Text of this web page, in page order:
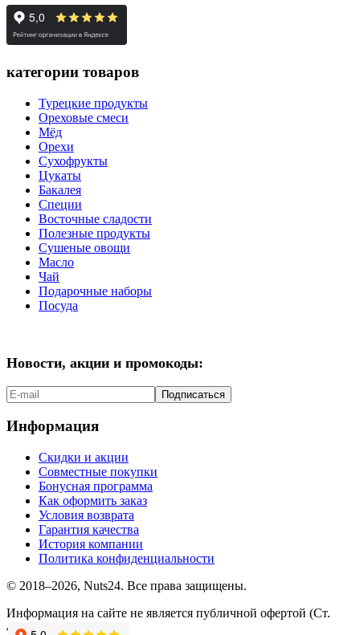
категории товаров
Турецкие продукты
Ореховые смеси
Мёд
Орехи
Сухофрукты
Цукаты
Бакалея
Специи
Восточные сладости
Полезные продукты
Сушеные овощи
Масло
Чай
Подарочные наборы
Посуда
Новости, акции и промокоды:
Подписаться
Информация
Скидки и акции
Совместные покупки
Бонусная программа
Как оформить заказ
Условия возврата
Гарантия качества
История компании
Политика конфиденциальности
© 2018–2026, Nuts24. Все права защищены.
Информация на сайте не является публичной офертой (Ст.
437.2 ГК РФ).